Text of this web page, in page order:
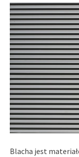
Blacha jest